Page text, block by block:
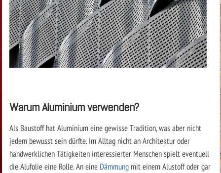
Warum Aluminium verwenden?
Als Baustoff hat Aluminium eine gewisse Tradition, was aber nicht
jedem bewusst sein dürfte. Im Alltag nicht an Architektur oder
handwerklichen Tätigkeiten interessierter Menschen spielt eventuell
die Alufolie eine Rolle. An eine Dämmungmit einem Alustoff oder gar